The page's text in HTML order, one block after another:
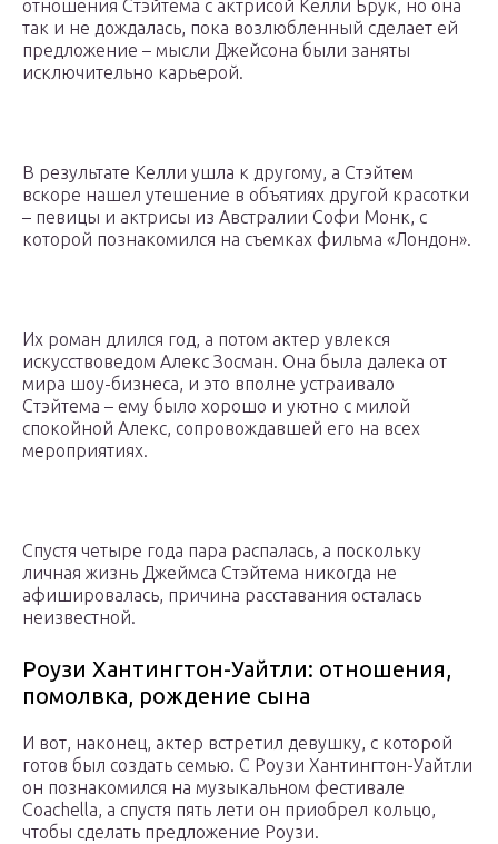
отношения Стэйтема с актрисой Келли Брук, но она
так и не дождалась, пока возлюбленный сделает ей
предложение – мысли Джейсона были заняты
исключительно карьерой.
В результате Келли ушла к другому, а Стэйтем
вскоре нашел утешение в объятиях другой красотки
– певицы и актрисы из Австралии Софи Монк, с
которой познакомился на съемках фильма «Лондон».
Их роман длился год, а потом актер увлекся
искусствоведом Алекс Зосман. Она была далека от
мира шоу-бизнеса, и это вполне устраивало
Стэйтема – ему было хорошо и уютно с милой
спокойной Алекс, сопровождавшей его на всех
мероприятиях.
Спустя четыре года пара распалась, а поскольку
личная жизнь Джеймса Стэйтема никогда не
афишировалась, причина расставания осталась
неизвестной.
Роузи Хантингтон-Уайтли: отношения,
помолвка, рождение сына
И вот, наконец, актер встретил девушку, с которой
готов был создать семью. С Роузи Хантингтон-Уайтли
он познакомился на музыкальном фестивале
Coachella, а спустя пять лети он приобрел кольцо,
чтобы сделать предложение Роузи.